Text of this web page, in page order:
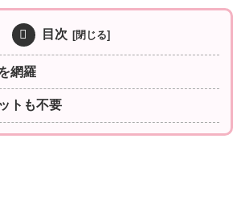
目次
網羅
トも不要